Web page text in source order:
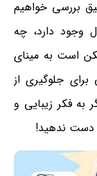
بررسی خواهیم
وجود دارد، چه
است به مینای
جلوگیری از
به فکر زیبایی و
دست ندهید!